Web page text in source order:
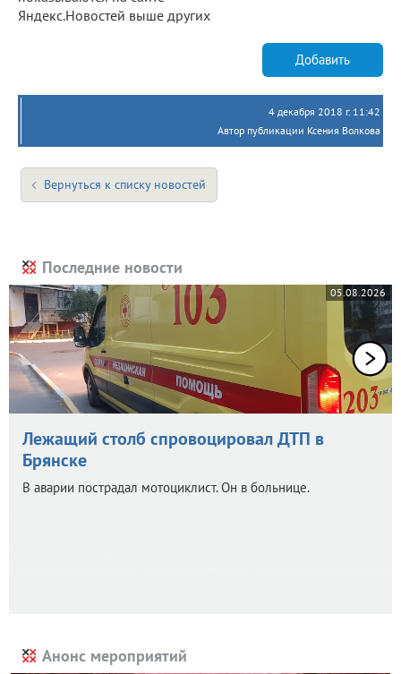
Яндекс.Новостей выше других
Добавить
4 декабря 2018 г. 11:42
Автор публикации Ксения Волкова
Вернуться к списку новостей
Последние новости
05.08.2026
Лежащий столб спровоцировал ДТП в
Брянске
В аварии пострадал мотоциклист. Он в больнице.
Анонс мероприятий